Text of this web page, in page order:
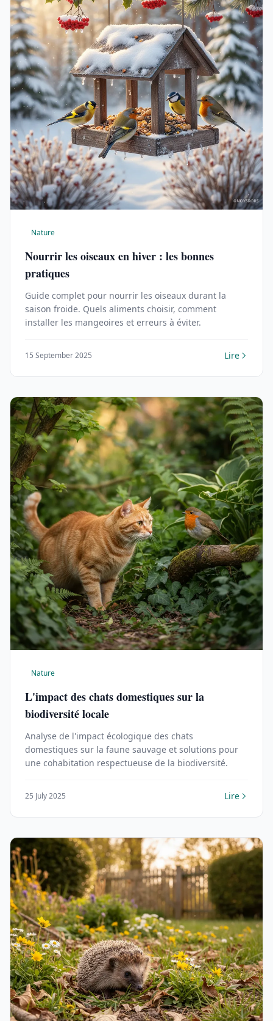
Nature
Nourrir les oiseaux en hiver : les bonnes
pratiques
Guide complet pour nourrir les oiseaux durant la
saison froide. Quels aliments choisir, comment
installer les mangeoires et erreurs à éviter.
15 September 2025 Lire
Nature
L'impact des chats domestiques sur la
biodiversité locale
Analyse de l'impact écologique des chats
domestiques sur la faune sauvage et solutions pour
une cohabitation respectueuse de la biodiversité.
25 July 2025 Lire